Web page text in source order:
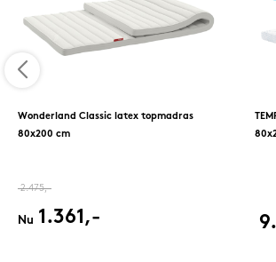
Wonderland Classic latex topmadras
80x200 cm
2.475,-
Nu 1.361,-